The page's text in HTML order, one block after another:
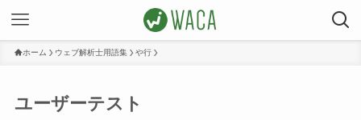
ホーム ウェブ解析士用語集 や行
ユーザーテスト